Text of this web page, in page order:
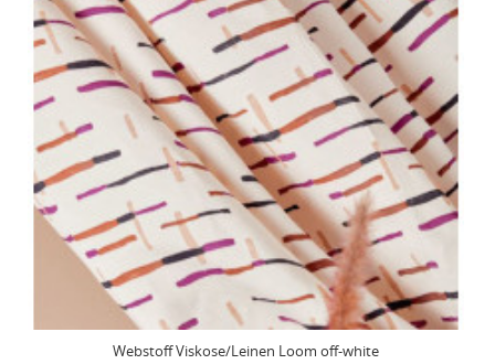
Webstoff Viskose/Leinen Loom off-white